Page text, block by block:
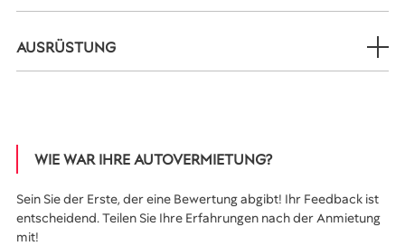
AUSRÜSTUNG
WIE WAR IHRE AUTOVERMIETUNG?
Sein Sie der Erste, der eine Bewertung abgibt! Ihr Feedback ist
entscheidend. Teilen Sie Ihre Erfahrungen nach der Anmietung
mit!